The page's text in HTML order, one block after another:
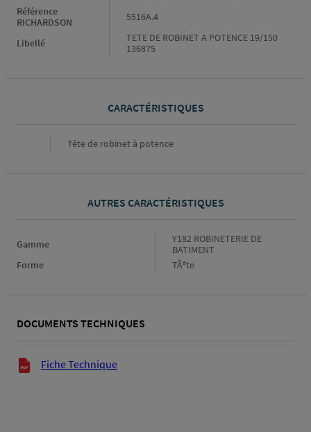
Référence
RICHARDSON
5516A.4
Libellé
TETE DE ROBINET A POTENCE 19/150
136875
CARACTÉRISTIQUES
CaractéristiquesTête de robinet à potence
AUTRES CARACTÉRISTIQUES
Gamme Gamme
Y182 ROBINETERIE DE
BATIMENT
Forme
Forme
TÃªte
DOCUMENTS TECHNIQUES
Documents techniques
Fiche Technique